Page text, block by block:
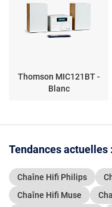
Thomson MIC121BT -
Blanc
Tendances actuelles :
Chaîne Hifi Philips
Chaîne Hifi Muse